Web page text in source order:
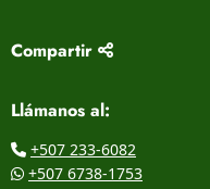
Compartir
Llámanos al:
+507 233-6082
+507 6738-1753